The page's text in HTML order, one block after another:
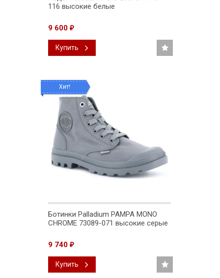
116 высокие белые
9 600 ₽
Купить
Хит!
Ботинки Palladium PAMPA MONO
CHROME 73089-071 высокие серые
9 740 ₽
Купить